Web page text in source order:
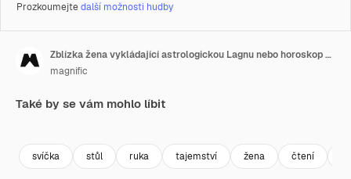
Prozkoumejtedalší možnosti hudby
Zblízka žena vykládající astrologickou Lagnu nebo horoskop narození na svíčkami osvětleném stole 2
magnific
Také by se vám mohlo líbit
svíčka stůl ruka tajemství žena čtení